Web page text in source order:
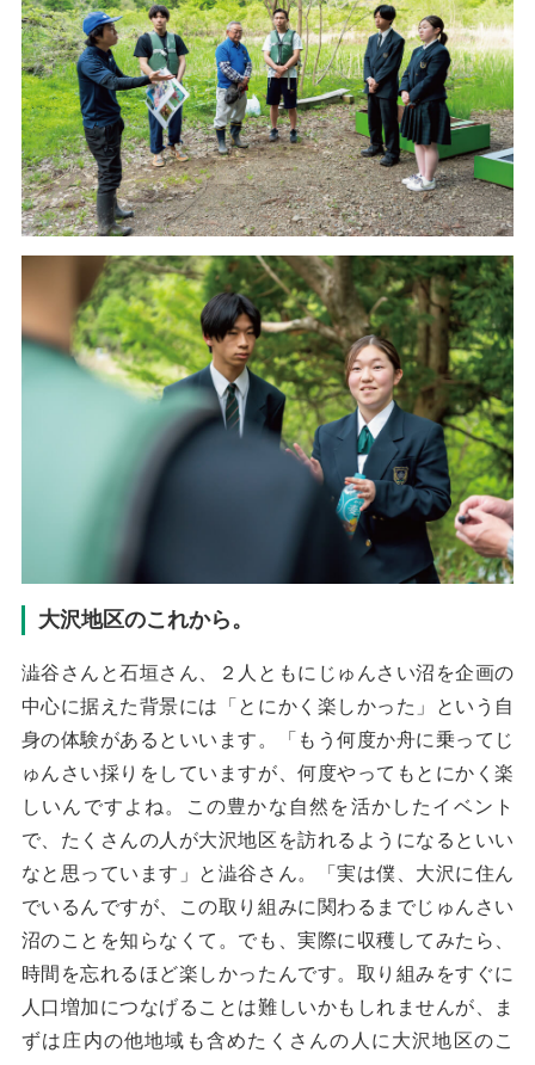
大沢地区のこれから。
澁谷さんと石垣さん、２人ともにじゅんさい沼を企画の
中心に据えた背景には「とにかく楽しかった」という自
身の体験があるといいます。「もう何度か舟に乗ってじ
ゅんさい採りをしていますが、何度やってもとにかく楽
しいんですよね。この豊かな自然を活かしたイベント
で、たくさんの人が大沢地区を訪れるようになるといい
なと思っています」と澁谷さん。「実は僕、大沢に住ん
でいるんですが、この取り組みに関わるまでじゅんさい
沼のことを知らなくて。でも、実際に収穫してみたら、
時間を忘れるほど楽しかったんです。取り組みをすぐに
人口増加につなげることは難しいかもしれませんが、ま
ずは庄内の他地域も含めたくさんの人に大沢地区のこ